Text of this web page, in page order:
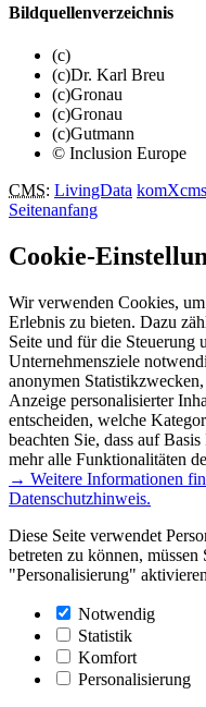
Bildquellenverzeichnis
(c)
(c)Dr. Karl Breu
(c)Gronau
(c)Gronau
(c)Gutmann
© Inclusion Europe
CMS: LivingData komXcms
Seitenanfang
Cookie-
Wir verwenden Cookies,
Erlebnis zu bieten. Dazu
Seite und für die Steuerung
Unternehmensziele
anonymen
Anzeige personalisierter
entscheiden, welche
beachten Sie, dass auf
mehr alle Funktionalitäten
→ Weitere Informationen
Datenschutzhinweis.
Diese Seite verwendet
betreten zu können,
"Personalisierung"
Notwendig
Statistik
Komfort
Personalisierung